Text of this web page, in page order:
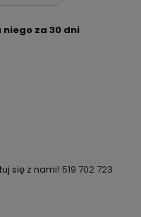
niego za 30 dni
się z nami! 519 702 723